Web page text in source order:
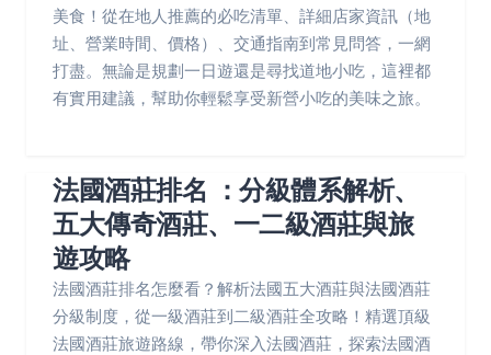
美食！從在地人推薦的必吃清單、詳細店家資訊（地
址、營業時間、價格）、交通指南到常見問答，一網
打盡。無論是規劃一日遊還是尋找道地小吃，這裡都
有實用建議，幫助你輕鬆享受新營小吃的美味之旅。
法國酒莊排名 ：分級體系解析、
五大傳奇酒莊、一二級酒莊與旅
遊攻略
法國酒莊排名怎麼看？解析法國五大酒莊與法國酒莊
分級制度，從一級酒莊到二級酒莊全攻略！精選頂級
法國酒莊旅遊路線，帶你深入法國酒莊，探索法國酒